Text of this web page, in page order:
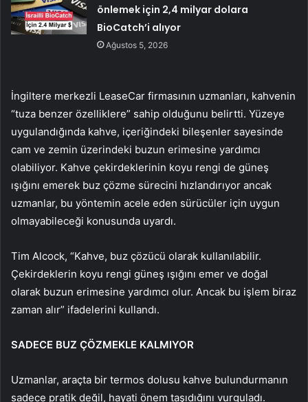
önlemek için 2,4 milyar dolara
BioCatch’i alıyor
Ağustos 5, 2026
İngiltere merkezli LeaseCar firmasının uzmanları, kahvenin
“tuza benzer özelliklere” sahip olduğunu belirtti. Yüzeye
uygulandığında kahve, içeriğindeki bileşenler sayesinde
cam ve zemin üzerindeki buzun erimesine yardımcı
olabiliyor. Kahve çekirdeklerinin koyu rengi de güneş
ışığını emerek buz çözme sürecini hızlandırıyor ancak
uzmanlar, bu yöntemin acele eden sürücüler için uygun
olmayabileceği konusunda uyardı.
Tim Alcock, “Kahve, buz çözücü olarak kullanılabilir.
Çekirdeklerin koyu rengi güneş ışığını emer ve doğal
olarak buzun erimesine yardımcı olur. Ancak bu işlem biraz
zaman alır” ifadelerini kullandı.
SADECE BUZ ÇÖZMEKLE KALMIYOR
Uzmanlar, araçta bir termos dolusu kahve bulundurmanın
sadece pratik değil, hayati önem taşıdığını vurguladı.